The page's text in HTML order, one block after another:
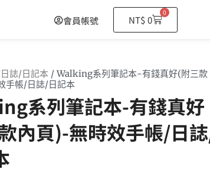
會員帳號 NT$0
0
購
物
誌/日記本 / Walking系列筆記本-有錢真好(附三款
手帳/日誌/日記本
系列筆記本-有錢真好
內頁)-無時效手帳/日